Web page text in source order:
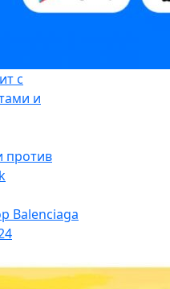
с
и
против
Balenciaga